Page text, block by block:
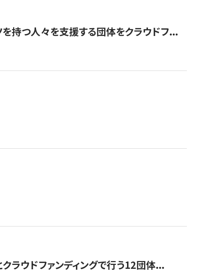
持つ人々を支援する団体をクラウドフ...
クラウドファンディングで行う12団体...